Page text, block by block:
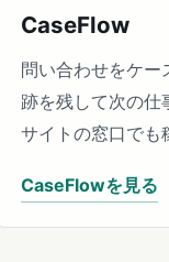
CaseFlow
問い合わせをケー
跡を残して次の仕
サイトの窓口でも
CaseFlowを見る